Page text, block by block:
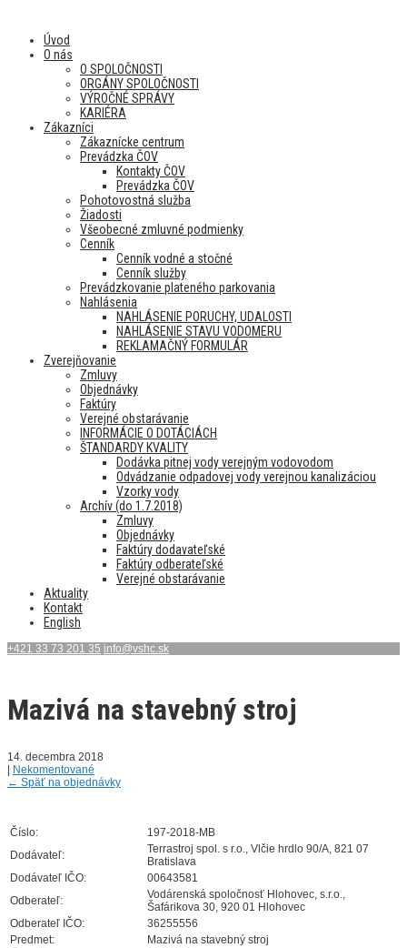
Úvod
O nás
O SPOLOČNOSTI
ORGÁNY SPOLOČNOSTI
VÝROČNÉ SPRÁVY
KARIÉRA
Zákazníci
Zákaznícke centrum
Prevádzka ČOV
Kontakty ČOV
Prevádzka ČOV
Pohotovostná služba
Žiadosti
Všeobecné zmluvné podmienky
Cenník
Cenník vodné a stočné
Cenník služby
Prevádzkovanie plateného parkovania
Nahlásenia
NAHLÁSENIE PORUCHY, UDALOSTI
NAHLÁSENIE STAVU VODOMERU
REKLAMAČNÝ FORMULÁR
Zverejňovanie
Zmluvy
Objednávky
Faktúry
Verejné obstarávanie
INFORMÁCIE O DOTÁCIÁCH
ŠTANDARDY KVALITY
Dodávka pitnej vody verejným vodovodom
Odvádzanie odpadovej vody verejnou kanalizáciou
Vzorky vody
Archív (do 1.7.2018)
Zmluvy
Objednávky
Faktúry dodavateľské
Faktúry odberateľské
Verejné obstarávanie
Aktuality
Kontakt
English
+421 33 73 201 35 info@vshc.sk
Mazivá na stavebný stroj
14. decembra 2018
Nekomentované
← Späť na objednávky
Číslo:
197-2018-MB
Dodávateľ:
Terrastroj spol. s r.o., Vlčie hrdlo 90/A, 821 07
Bratislava
Dodávateľ IČO:
00643581
Odberateľ:
Vodárenská spoločnosť Hlohovec, s.r.o.,
Šafárikova 30, 920 01 Hlohovec
Odberateľ IČO:
36255556
Predmet:
Mazivá na stavebný stroj